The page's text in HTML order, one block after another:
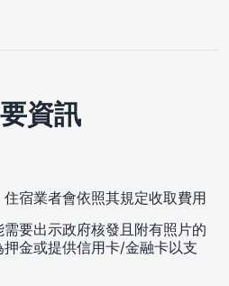
資訊
宿業者會依照其規定收取費用
要出示政府核發且附有照片的
金或提供信用卡/金融卡以支